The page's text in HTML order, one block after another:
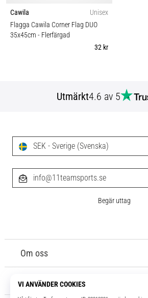
Cawila
Unisex
Flagga Cawila Corner Flag DUO
35x45cm - Flerfärgad
32 kr
Utmärkt4.6 av 5
Om oss
Kundtjänst
SEK - Sverige (Svenska)
info@11teamsports.se
Begär uttag